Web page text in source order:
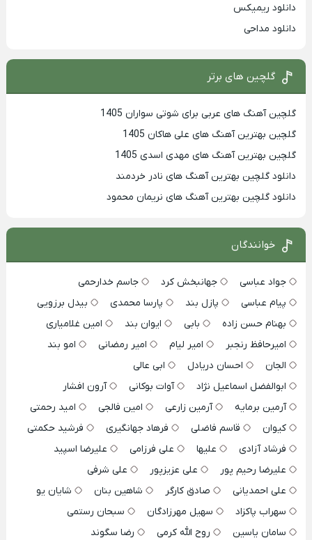
دانلود ریمیکس
دانلود مداحی
گلچین های برتر
گلچین آهنگ های عربی برای شوتی سواران 1405
گلچین بهترين آهنگ های علی هاکان 1405
گلچین بهترین آهنگ های مهدی اسدی 1405
دانلود گلچین بهترین آهنگ های نادر خردمند
دانلود گلچین بهترین آهنگ های نریمان محمود
خوانندگان
جواد عباسی جهانبخش کرد
جاسم خدارحمی
پیام عباسی
پازل بند پارسا محمدی
بیدل برزویی
بهنام حسن زاده
بابی ایوان بند
امین غلامیاری
امیرحافظ رنجبر
امیر لیام امیر رمضانی
امو بند
الجان
احسان دریادل
ابی عالی
ابوالفضل اسماعیل نژاد
آوات بوکانی
آرون افشار
آرمین برمایه
آرمین زارعی امین فالجی
امید رحمتی
کیوان
قاسم فاضلی فرهاد جهانگیری
فرشید حکمتی
فرشاد آزادی
علیها علی فرزامی
علیرضا اسپید
علیرضا رحیم پور
علی عزیزپور
علی شرفی
علی احمدیانی
صادق کارگر شاهین بنان
شایان یو
سهراب پاکزاد
سهیل مهرزادگان
سبحان رستمی
سامان یاسین
روح الله کرمی
رضا سگوند